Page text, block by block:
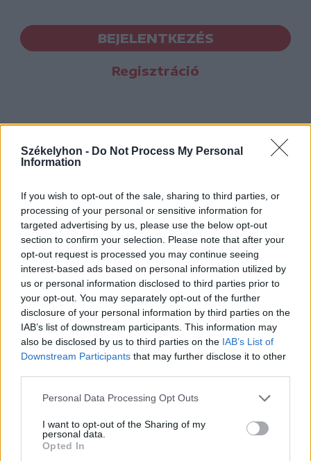
Székelyhon - Do Not Process My Personal
Information
If you wish to opt-out of the sale, sharing to third parties, or
processing of your personal or sensitive information for
targeted advertising by us, please use the below opt-out
section to confirm your selection. Please note that after your
opt-out request is processed you may continue seeing
interest-based ads based on personal information utilized by
us or personal information disclosed to third parties prior to
your opt-out. You may separately opt-out of the further
disclosure of your personal information by third parties on the
IAB’s list of downstream participants. This information may
also be disclosed by us to third parties on the IAB’s List of
Downstream Participants that may further disclose it to other
Personal Data Processing Opt Outs
I want to opt-out of the Sharing of my
personal data.
Opted In
BEJELENTKEZÉS
Regisztráció
Hasznos
Impresszum
Szerzői jogok
Adatvédelmi tájékoztató
Cookie-kezelési tájékoztató
Hozzászólási szabályzat
Nyomtatott lapjaink archívuma
Székely Hírmondó archívuma